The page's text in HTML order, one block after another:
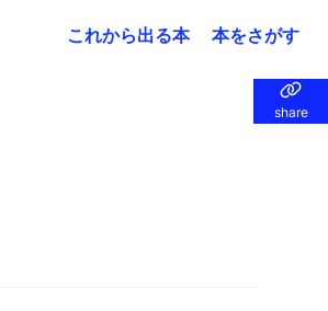
これから出る本 本をさがす
share
share